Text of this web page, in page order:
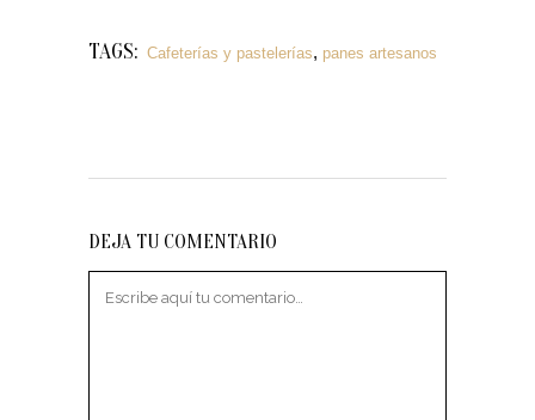
TAGS: Cafeterías y pastelerías, panes artesanos
DEJA TU COMENTARIO